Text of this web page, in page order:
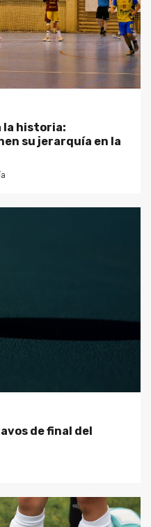
la historia:
su jerarquía en la
de final del